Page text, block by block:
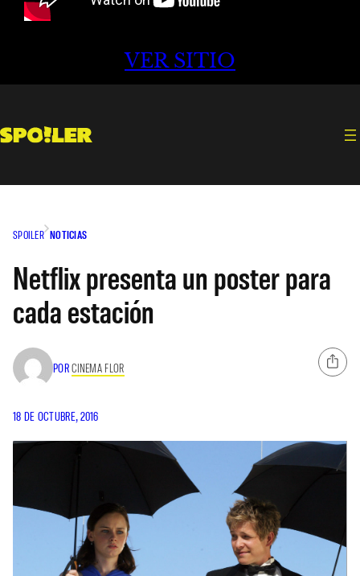
VER SITIO
SPOILER NOTICIAS
Netflix presenta un poster para
cada estación
PORCINEMA FLOR
18 DE OCTUBRE, 2016